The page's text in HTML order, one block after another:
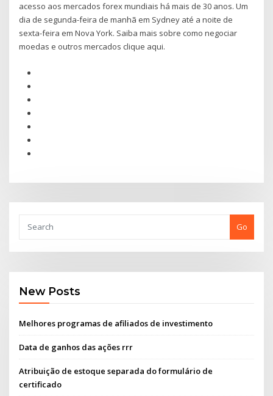
acesso aos mercados forex mundiais há mais de 30 anos. Um
dia de segunda-feira de manhã em Sydney até a noite de
sexta-feira em Nova York. Saiba mais sobre como negociar
moedas e outros mercados clique aqui.
Go
New Posts
Melhores programas de afiliados de investimento
Data de ganhos das ações rrr
Atribuição de estoque separada do formulário de
certificado